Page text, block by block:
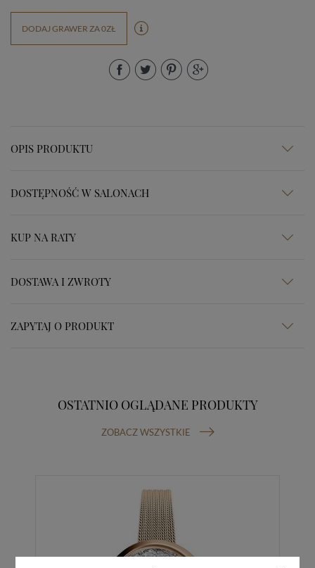
DODAJ GRAWER ZA 0ZŁ
OPIS PRODUKTU
DOSTĘPNOŚĆ W SALONACH
KUP NA RATY
DOSTAWA I ZWROTY
ZAPYTAJ O PRODUKT
OSTATNIO OGLĄDANE PRODUKTY
ZOBACZ WSZYSTKIE